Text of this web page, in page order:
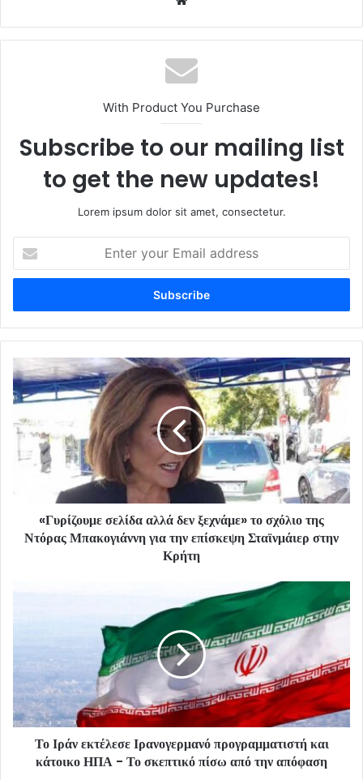
With Product You Purchase
Subscribe to our mailing list
to get the new updates!
Lorem ipsum dolor sit amet, consectetur.
your
Email
«Γυρίζουμε σελίδα αλλά δεν ξεχνάμε» το σχόλιο της
Ντόρας Μπακογιάννη για την επίσκεψη Σταϊνμάιερ στην
Κρήτη
Το Ιράν εκτέλεσε Ιρανογερμανό προγραμματιστή και
κάτοικο ΗΠΑ - Το σκεπτικό πίσω από την απόφαση